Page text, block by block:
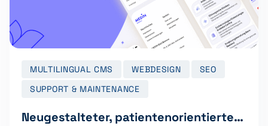
MULTILINGUAL CMS WEBDESIGN
SEO
SUPPORT & MAINTENANCE
Neugestalteter, patientenorientierter Webauftritt für Medin Biel/Bienne